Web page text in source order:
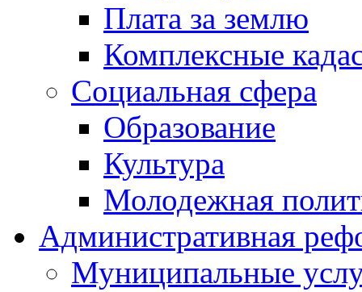
Плата за землю
Комплексные
Социальная сфера
Образование
Культура
Молодежная
Административная
Муниципальные